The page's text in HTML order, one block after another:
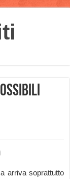
arriva soprattutto